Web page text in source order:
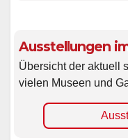
Ausstellungen
Übersicht der aktuell
vielen Museen und